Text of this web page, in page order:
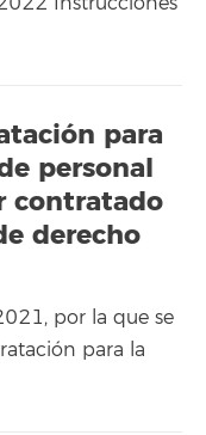
para
personal
contratado
derecho
por la que se
para la